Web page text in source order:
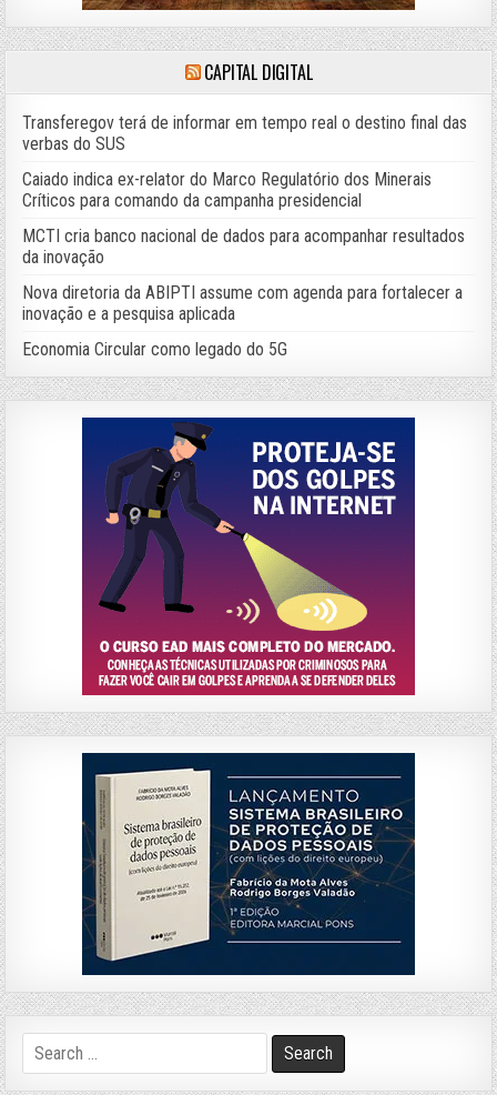
CAPITAL DIGITAL
Transferegov terá de informar em tempo real o destino final das
verbas do SUS
Caiado indica ex-relator do Marco Regulatório dos Minerais
Críticos para comando da campanha presidencial
MCTI cria banco nacional de dados para acompanhar resultados
da inovação
Nova diretoria da ABIPTI assume com agenda para fortalecer a
inovação e a pesquisa aplicada
Economia Circular como legado do 5G
Search
for: